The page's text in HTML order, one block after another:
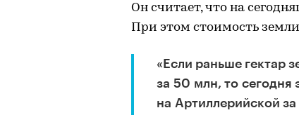
Он считает, что на
При этом стоимость
«Если раньше гектар
за 50 млн, то сегодня
на Артиллерийской